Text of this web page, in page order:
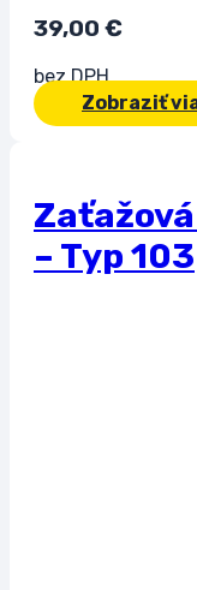
39,00 €
bez DPH
Zobraziť
– Typ 103